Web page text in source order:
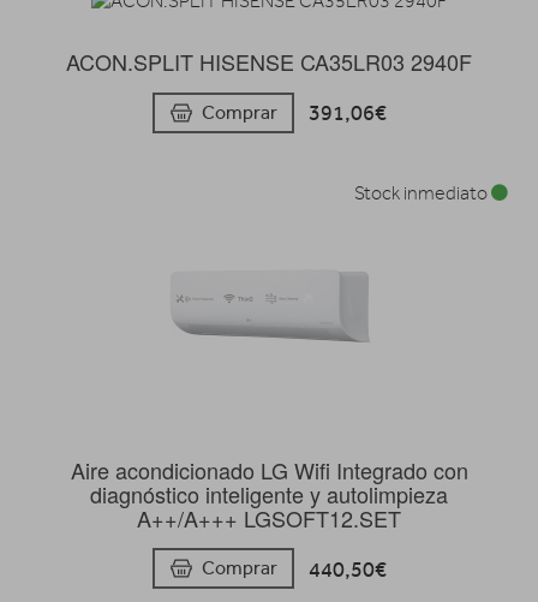
ACON.SPLIT HISENSE CA35LR03 2940F
Comprar 391,06€
Aire acondicionado LG Wifi Integrado con
diagnóstico inteligente y autolimpieza
A++/A+++ LGSOFT12.SET
Comprar 440,50€
Stock inmediato